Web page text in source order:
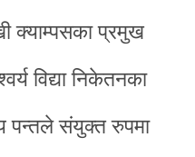
क्याम्पसका प्रमुख
विद्या निकेतनका
पन्तले संयुक्त रुपमा